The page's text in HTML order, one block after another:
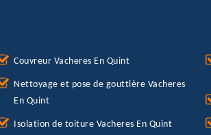
Couvreur Vacheres En Quint
Nettoyage et pose de gouttière Vacheres
En Quint
Isolation de toiture Vacheres En Quint